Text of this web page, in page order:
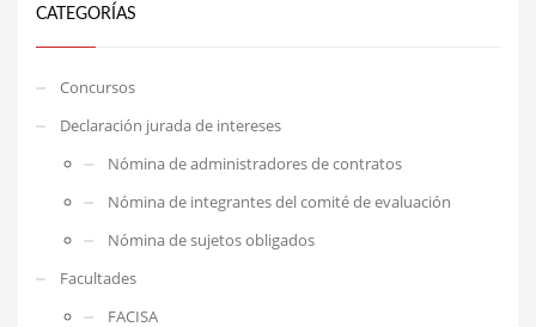
CATEGORÍAS
Concursos
Declaración jurada de intereses
Nómina de administradores de contratos
Nómina de integrantes del comité de evaluación
Nómina de sujetos obligados
Facultades
FACISA